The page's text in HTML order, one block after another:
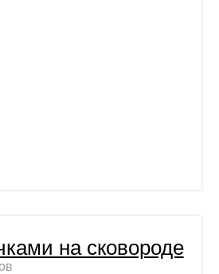
на сковороде